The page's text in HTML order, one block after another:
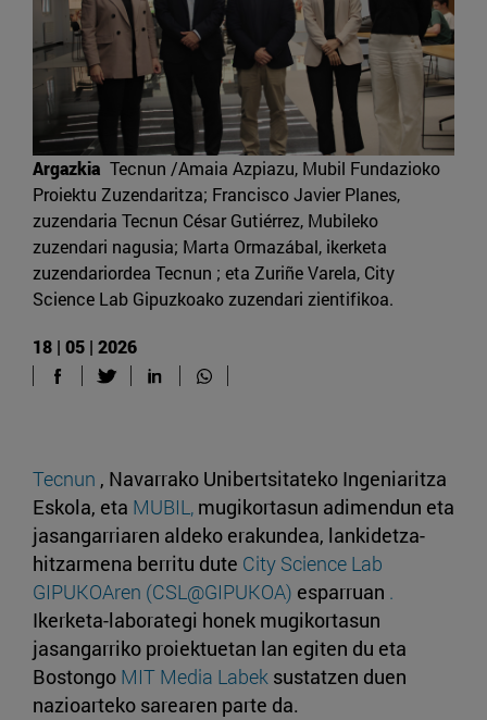
Argazkia Tecnun /Amaia Azpiazu, Mubil Fundazioko
Proiektu Zuzendaritza; Francisco Javier Planes,
zuzendaria Tecnun César Gutiérrez, Mubileko
zuzendari nagusia; Marta Ormazábal, ikerketa
zuzendariordea Tecnun ; eta Zuriñe Varela, City
Science Lab Gipuzkoako zuzendari zientifikoa.
18 | 05 | 2026
Tecnun , Navarrako Unibertsitateko Ingeniaritza
Eskola, eta MUBIL, mugikortasun adimendun eta
jasangarriaren aldeko erakundea, lankidetza-
hitzarmena berritu dute City Science Lab
GIPUKOAren (CSL@GIPUKOA) esparruan .
Ikerketa-laborategi honek mugikortasun
jasangarriko proiektuetan lan egiten du eta
Bostongo MIT Media Labek sustatzen duen
nazioarteko sarearen parte da.